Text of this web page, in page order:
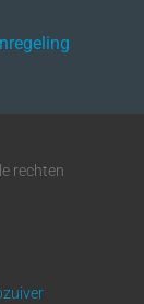
rechten